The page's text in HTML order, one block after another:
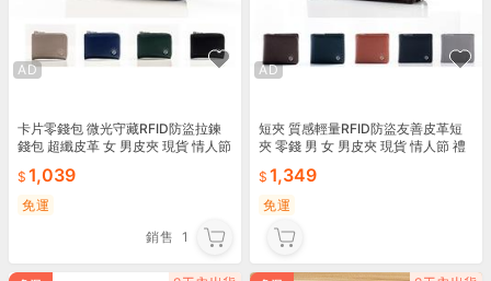
AD
卡片零錢包 微光守藏RFID防盜拉鍊
錢包 超纖皮革 女 男皮夾 現貨 情人節
1,039
免運
銷售 1
AD
短夾 質感輕量RFID防盜友善皮革短
夾 零錢 男 女 男皮夾 現貨 情人節 禮
1,349
免運